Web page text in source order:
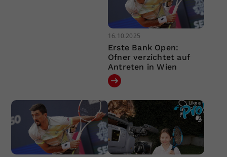
16.10.2025
Erste Bank Open:
Ofner verzichtet auf
Antreten in Wien